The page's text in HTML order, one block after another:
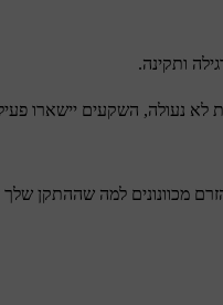
ותקינה.
נעולה, השקעים יישארו